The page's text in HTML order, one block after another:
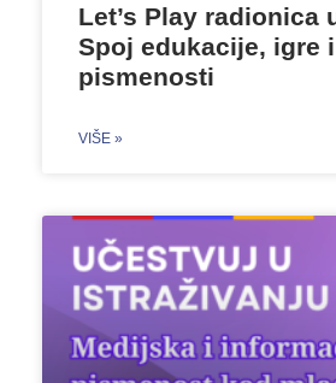
Let’s Play radionica
Spoj edukacije, igre
pismenosti
VIŠE »